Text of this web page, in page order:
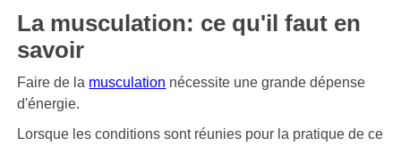
La musculation: ce qu'il faut en
savoir
Faire de la musculation nécessite une grande dépense
d'énergie.
Lorsque les conditions sont réunies pour la pratique de ce